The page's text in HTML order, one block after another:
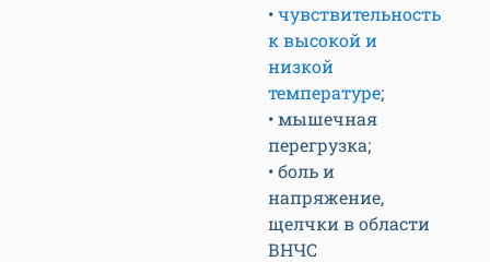
•чувствительность
к высокой и
низкой
температуре;
• мышечная
перегрузка;
• боль и
напряжение,
щелчки в области
ВНЧС